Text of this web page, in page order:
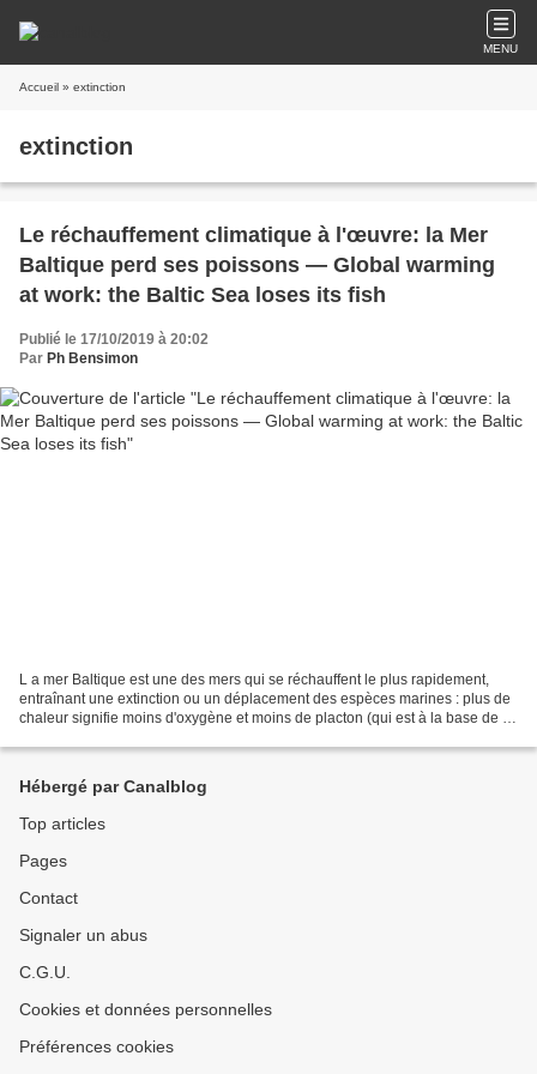
MENU
Accueil » extinction
extinction
Le réchauffement climatique à l'œuvre: la Mer
Baltique perd ses poissons — Global warming
at work: the Baltic Sea loses its fish
Publié le 17/10/2019 à 20:02
Par Ph Bensimon
L a mer Baltique est une des mers qui se réchauffent le plus rapidement,
entraînant une extinction ou un déplacement des espèces marines : plus de
chaleur signifie moins d'oxygène et moins de placton (qui est à la base de la
Hébergé par Canalblog
Top articles
Pages
Contact
Signaler un abus
C.G.U.
Cookies et données personnelles
Préférences cookies